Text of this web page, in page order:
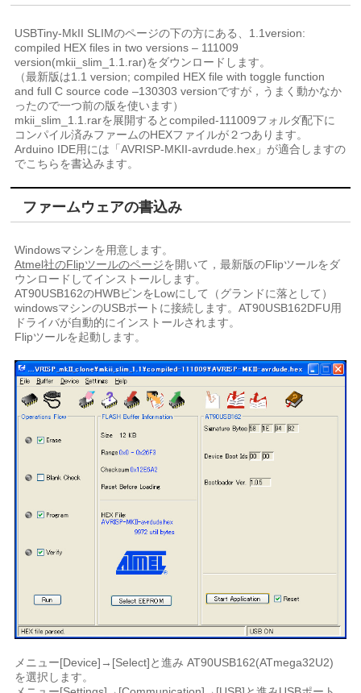
USBTiny-MkII SLIMのページの下の方にある、1.1version:
compiled HEX files in two versions – 111009
version(mkii_slim_1.1.rar)をダウンロードします。
（最新版は1.1 version; compiled HEX file with toggle function
and full C source code –130303 versionですが，うまく動かなか
ったので一つ前の版を使います）
mkii_slim_1.1.rarを展開するとcompiled-111009フォルダ配下に
コンパイル済みファームのHEXファイルが２つあります。
Arduino IDE用には「AVRISP-MKII-avrdude.hex」が適合しますの
でこちらを書込みます。
ファームウェアの書込み
Windowsマシンを用意します。
Atmel社のFlipツールのページを開いて，最新版のFlipツールをダ
ウンロードしてインストールします。
AT90USB162のHWBピンをLowにして（グランドに落として）
windowsマシンのUSBポートに接続します。AT90USB162DFU用
ドライバが自動的にインストールされます。
Flipツールを起動します。
メニュー[Device]→[Select]と進み AT90USB162(ATmega32U2)
を選択します。